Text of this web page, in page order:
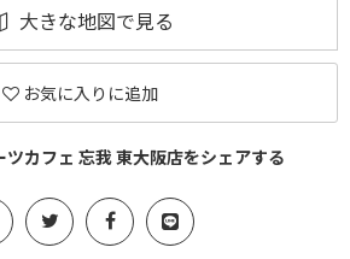
大きな地図で見る
お気に入りに追加
カフェ 忘我 東大阪店をシェアする